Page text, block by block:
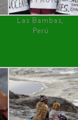
Las Bambas,
Perú